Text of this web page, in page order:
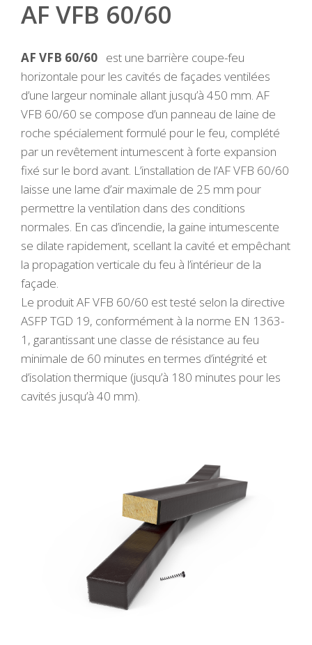
AF VFB 60/60
AF VFB 60/60 est une barrière coupe-feu
horizontale pour les cavités de façades ventilées
d’une largeur nominale allant jusqu’à 450 mm. AF
VFB 60/60 se compose d’un panneau de laine de
roche spécialement formulé pour le feu, complété
par un revêtement intumescent à forte expansion
fixé sur le bord avant. L’installation de l’AF VFB 60/60
laisse une lame d’air maximale de 25 mm pour
permettre la ventilation dans des conditions
normales. En cas d’incendie, la gaine intumescente
se dilate rapidement, scellant la cavité et empêchant
la propagation verticale du feu à l’intérieur de la
façade.
Le produit AF VFB 60/60 est testé selon la directive
ASFP TGD 19, conformément à la norme EN 1363-
1, garantissant une classe de résistance au feu
minimale de 60 minutes en termes d’intégrité et
d’isolation thermique (jusqu’à 180 minutes pour les
cavités jusqu’à 40 mm).